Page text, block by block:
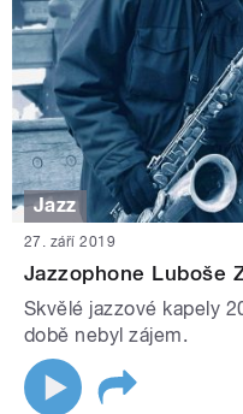
Jazz
27. září 2019
Jazzophone Luboše
Skvělé jazzové kapely
době nebyl zájem.